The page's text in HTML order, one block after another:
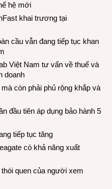
hệ mới
khai trương tại
cầu vẫn đang tiếp tục khan
Việt Nam tư vấn về thuế và
doanh
còn phải phủ rộng khắp và
đầu tiên áp dụng bảo hành 5
tiếp tục tăng
có khả năng xuất
quen của người xem